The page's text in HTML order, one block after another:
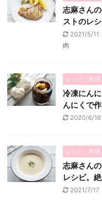
志麻さん
ストのレ
2021/5/11
肉
レシピ・料理
冷凍にん
んにくで
2020/6/16
レシピ・料理
志麻さん
レシピ。
2021/7/17